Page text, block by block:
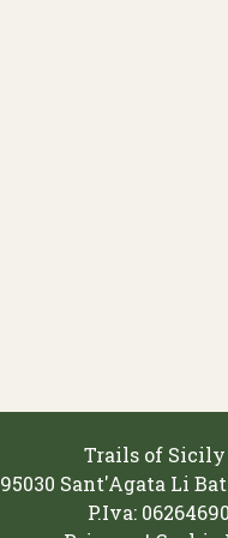
Trails of Sicily
95030 Sant'Agata Li
P.Iva: